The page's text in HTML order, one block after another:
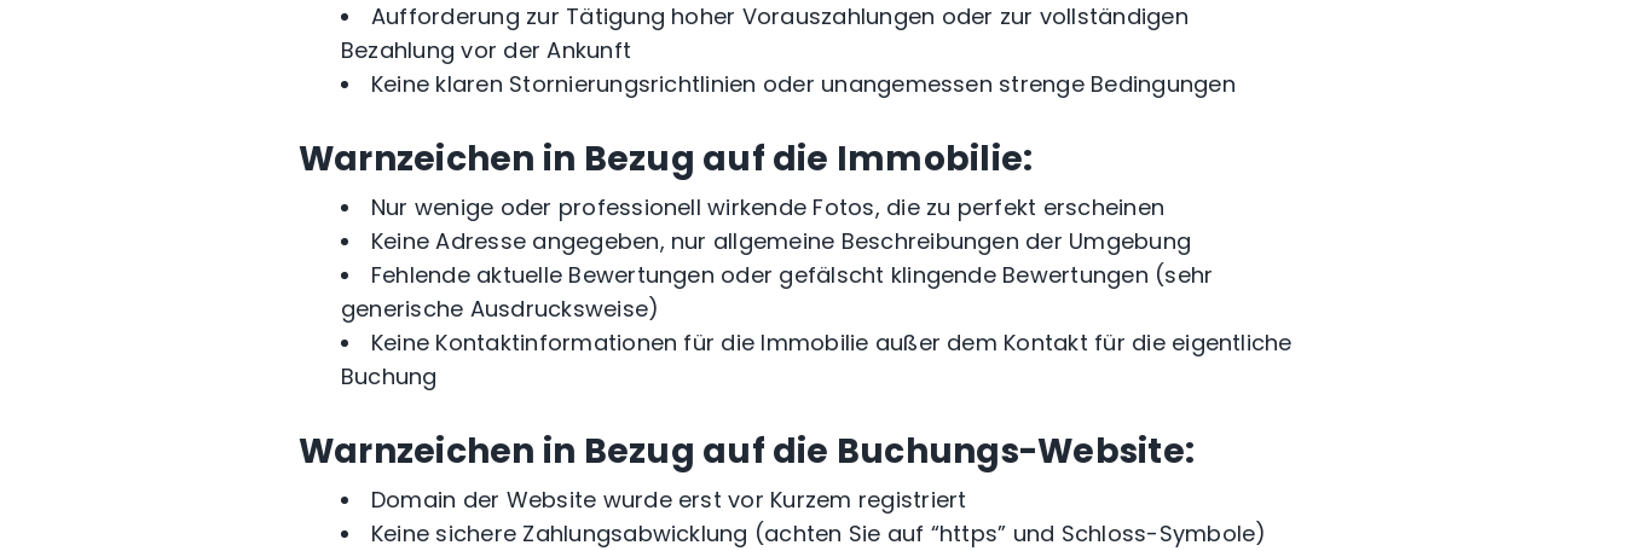
Aufforderung zur Tätigung hoher Vorauszahlungen oder zur vollständigen
Bezahlung vor der Ankunft
Keine klaren Stornierungsrichtlinien oder unangemessen strenge Bedingungen
Warnzeichen in Bezug auf die Immobilie:
Nur wenige oder professionell wirkende Fotos, die zu perfekt erscheinen
Keine Adresse angegeben, nur allgemeine Beschreibungen der Umgebung
Fehlende aktuelle Bewertungen oder gefälscht klingende Bewertungen (sehr
generische Ausdrucksweise)
Keine Kontaktinformationen für die Immobilie außer dem Kontakt für die eigentliche
Buchung
Warnzeichen in Bezug auf die Buchungs-Website:
Domain der Website wurde erst vor Kurzem registriert
Keine sichere Zahlungsabwicklung (achten Sie auf “https” und Schloss-Symbole)